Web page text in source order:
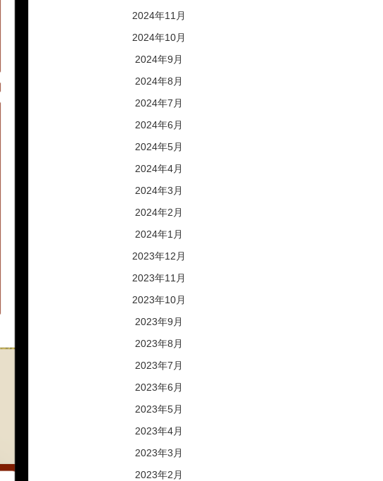
2024年11月
2024年10月
2024年9月
2024年8月
2024年7月
2024年6月
2024年5月
2024年4月
2024年3月
2024年2月
2024年1月
2023年12月
2023年11月
2023年10月
2023年9月
2023年8月
2023年7月
2023年6月
2023年5月
2023年4月
2023年3月
2023年2月